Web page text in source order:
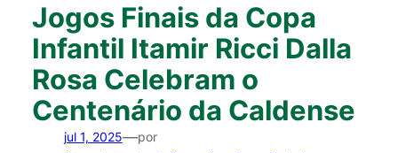
Jogos Finais da Copa
Infantil Itamir Ricci Dalla
Rosa Celebram o
Centenário da Caldense
jul 1, 2025—por